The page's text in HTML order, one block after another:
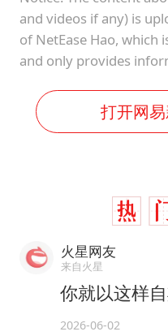
and videos if any) is
of NetEase Hao, which
and only provides
打开网
火星网友
来自火星
你就以这样
2026-06-02